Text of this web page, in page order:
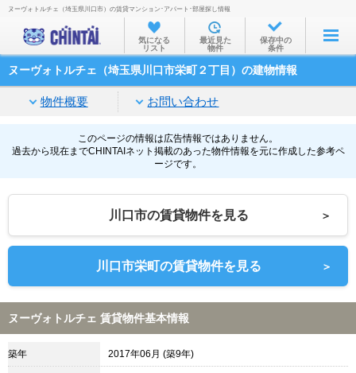
お部屋を探す
沿線・駅から
家賃相場から
通勤通学時間から
物件特集から
不動産会社から
TOP
ヌーヴォトルチェ（埼玉県川口市）の賃貸マンション･アパート･部屋探し情報
気になる
リスト
最近見た
物件
保存中の
条件
ヌーヴォトルチェ（埼玉県川口市栄町２丁目）の建物情報
物件概要 お問い合わせ
このページの情報は広告情報ではありません。
過去から現在までCHINTAIネット掲載のあった物件情報を元に作成した参考ペ
ージです。
川口市の賃貸物件を見る ＞
川口市栄町の賃貸物件を見る ＞
ヌーヴォトルチェ 賃貸物件基本情報
築年 2017年06月 (築9年)